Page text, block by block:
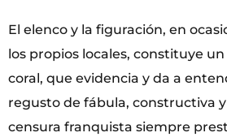
El elenco y la figuración, en
los propios locales, constituye
coral, que evidencia y da a
regusto de fábula, constructiva
censura franquista siempre